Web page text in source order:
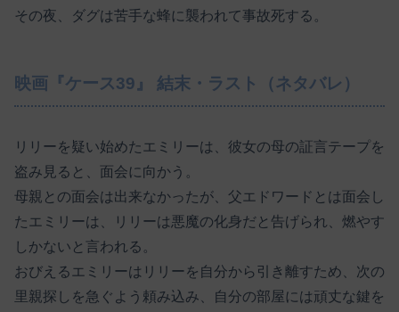
その夜、ダグは苦手な蜂に襲われて事故死する。
映画『ケース39』 結末・ラスト（ネタバレ）
リリーを疑い始めたエミリーは、彼女の母の証言テープを
盗み見ると、面会に向かう。
母親との面会は出来なかったが、父エドワードとは面会し
たエミリーは、リリーは悪魔の化身だと告げられ、燃やす
しかないと言われる。
おびえるエミリーはリリーを自分から引き離すため、次の
里親探しを急ぐよう頼み込み、自分の部屋には頑丈な鍵を